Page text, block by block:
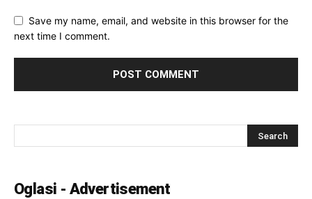
Save my name, email, and website in this browser for the
next time I comment.
Oglasi - Advertisement